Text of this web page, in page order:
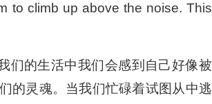
to climb up above the noise. This
们的生活中我们会感到自己好像被
的灵魂。当我们忙碌着试图从中逃